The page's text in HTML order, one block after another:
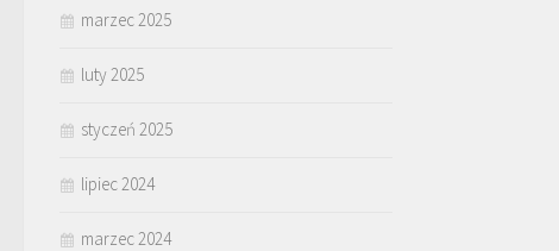
marzec 2025
luty 2025
styczeń 2025
lipiec 2024
marzec 2024